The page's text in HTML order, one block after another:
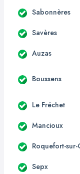
Sabonnères
Savères
Auzas
Boussens
Le Fréchet
Mancioux
Roquefort-
Sepx